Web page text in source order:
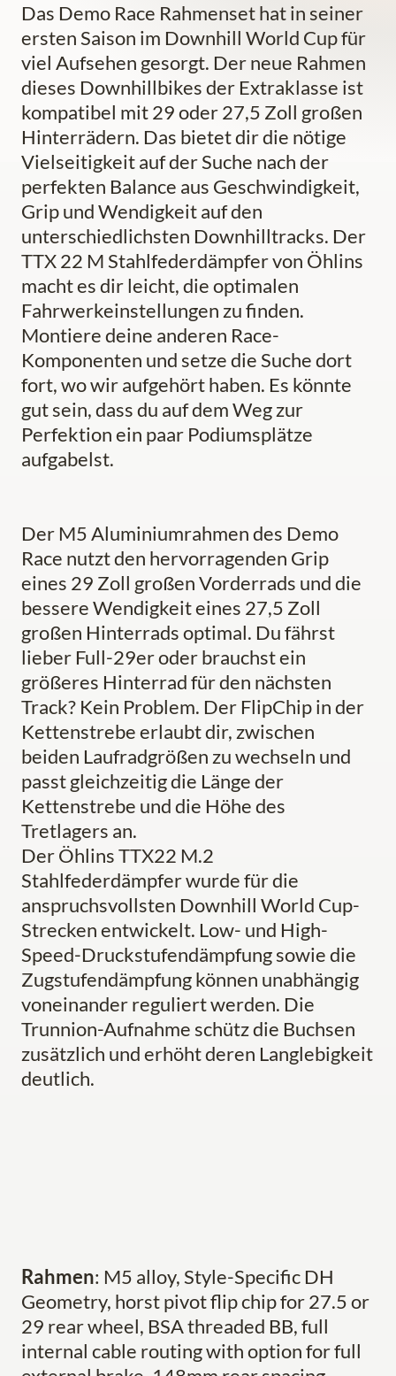
Das Demo Race Rahmenset hat in seiner
ersten Saison im Downhill World Cup für
viel Aufsehen gesorgt. Der neue Rahmen
dieses Downhillbikes der Extraklasse ist
kompatibel mit 29 oder 27,5 Zoll großen
Hinterrädern. Das bietet dir die nötige
Vielseitigkeit auf der Suche nach der
perfekten Balance aus Geschwindigkeit,
Grip und Wendigkeit auf den
unterschiedlichsten Downhilltracks. Der
TTX 22 M Stahlfederdämpfer von Öhlins
macht es dir leicht, die optimalen
Fahrwerkeinstellungen zu finden.
Montiere deine anderen Race-
Komponenten und setze die Suche dort
fort, wo wir aufgehört haben. Es könnte
gut sein, dass du auf dem Weg zur
Perfektion ein paar Podiumsplätze
aufgabelst.
Der M5 Aluminiumrahmen des Demo
Race nutzt den hervorragenden Grip
eines 29 Zoll großen Vorderrads und die
bessere Wendigkeit eines 27,5 Zoll
großen Hinterrads optimal. Du fährst
lieber Full-29er oder brauchst ein
größeres Hinterrad für den nächsten
Track? Kein Problem. Der FlipChip in der
Kettenstrebe erlaubt dir, zwischen
beiden Laufradgrößen zu wechseln und
passt gleichzeitig die Länge der
Kettenstrebe und die Höhe des
Tretlagers an.
Der Öhlins TTX22 M.2
Stahlfederdämpfer wurde für die
anspruchsvollsten Downhill World Cup-
Strecken entwickelt. Low- und High-
Speed-Druckstufendämpfung sowie die
Zugstufendämpfung können unabhängig
voneinander reguliert werden. Die
Trunnion-Aufnahme schütz die Buchsen
zusätzlich und erhöht deren Langlebigkeit
deutlich.
Rahmen: M5 alloy, Style-Specific DH
Geometry, horst pivot flip chip for 27.5 or
29 rear wheel, BSA threaded BB, full
internal cable routing with option for full